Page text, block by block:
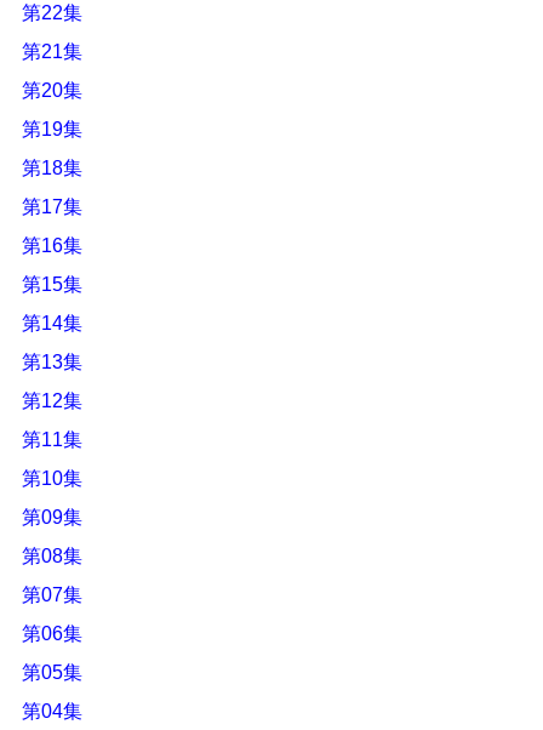
第22集
第21集
第20集
第19集
第18集
第17集
第16集
第15集
第14集
第13集
第12集
第11集
第10集
第09集
第08集
第07集
第06集
第05集
第04集